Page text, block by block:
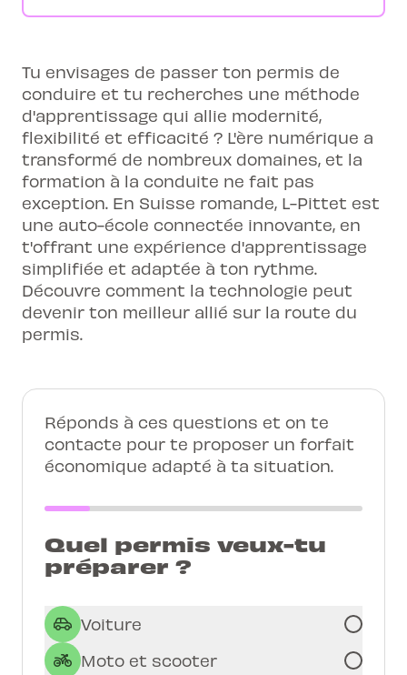
Tu envisages de passer ton permis de
conduire et tu recherches une méthode
d'apprentissage qui allie modernité,
flexibilité et efficacité ? L'ère numérique a
transformé de nombreux domaines, et la
formation à la conduite ne fait pas
exception. En Suisse romande, L-Pittet est
une auto-école connectée innovante, en
t'offrant une expérience d'apprentissage
simplifiée et adaptée à ton rythme.
Découvre comment la technologie peut
devenir ton meilleur allié sur la route du
permis.
Réponds à ces questions et on te
contacte pour te proposer un forfait
économique adapté à ta situation.
Quel permis veux-tu
préparer ?
Voiture
Moto et scooter